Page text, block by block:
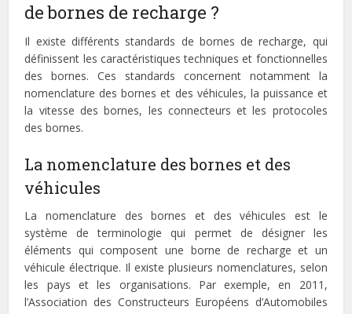
de bornes de recharge ?
Il existe différents standards de bornes de recharge, qui
définissent les caractéristiques techniques et fonctionnelles
des bornes. Ces standards concernent notamment la
nomenclature des bornes et des véhicules, la puissance et
la vitesse des bornes, les connecteurs et les protocoles
des bornes.
La nomenclature des bornes et des
véhicules
La nomenclature des bornes et des véhicules est le
système de terminologie qui permet de désigner les
éléments qui composent une borne de recharge et un
véhicule électrique. Il existe plusieurs nomenclatures, selon
les pays et les organisations. Par exemple, en 2011,
l’Association des Constructeurs Européens d’Automobiles